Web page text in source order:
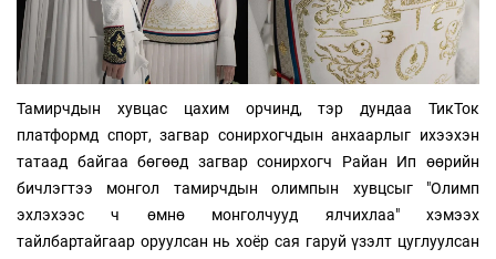
Тамирчдын хувцас цахим орчинд, тэр дундаа ТикТок
платформд спорт, загвар сонирхогчдын анхаарлыг ихээхэн
татаад байгаа бөгөөд загвар сонирхогч Райан Ип өөрийн
бичлэгтээ монгол тамирчдын олимпын хувцсыг "Олимп
эхлэхээс ч өмнө монголчууд ялчихлаа" хэмээх
тайлбартайгаар оруулсан нь хоёр сая гаруй үзэлт цуглуулсан